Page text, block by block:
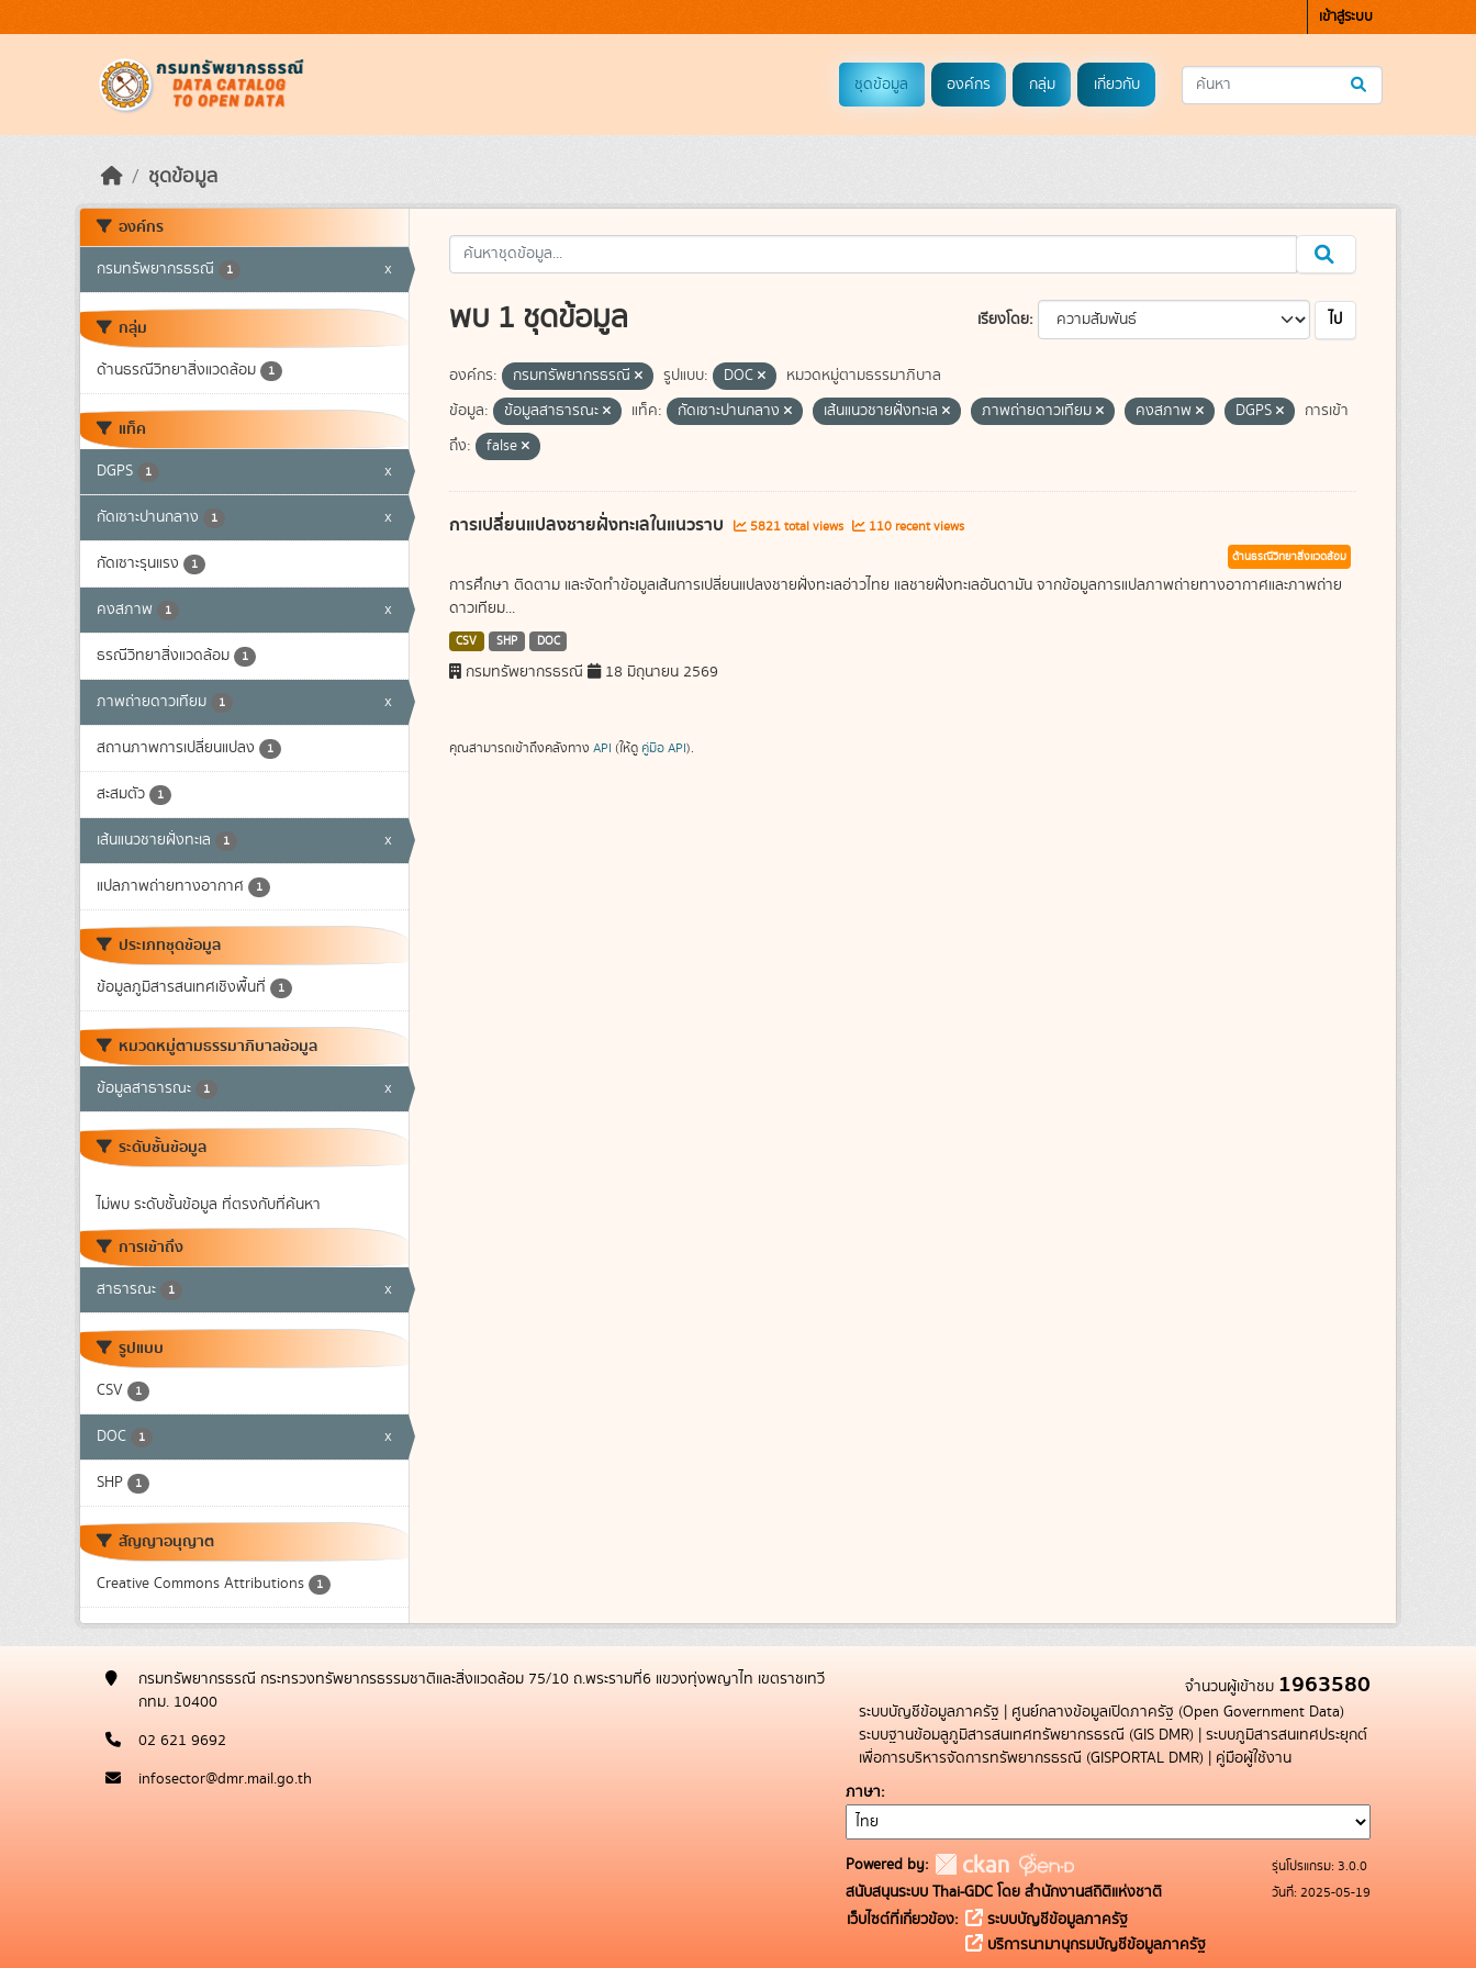
เข้าสู่ระบบ
ชุดข้อมูล องค์กร กลุ่ม เกี่ยวกับ
ชุดข้อมูล
องค์กร
กรมทรัพยากรธรณี 1 x
กลุ่ม
ด้านธรณีวิทยาสิ่งแวดล้อม 1
แท็ค
DGPS 1 x
กัดเซาะปานกลาง 1 x
กัดเซาะรุนแรง 1
คงสภาพ 1 x
ธรณีวิทยาสิ่งแวดล้อม 1
ภาพถ่ายดาวเทียม 1 x
สถานภาพการเปลี่ยนแปลง 1
สะสมตัว 1
เส้นแนวชายฝั่งทะเล 1 x
แปลภาพถ่ายทางอากาศ 1
ประเภทชุดข้อมูล
ข้อมูลภูมิสารสนเทศเชิงพื้นที่ 1
หมวดหมู่ตามธรรมาภิบาลข้อมูล
ข้อมูลสาธารณะ 1 x
ระดับชั้นข้อมูล
ไม่พบ ระดับชั้นข้อมูล ที่ตรงกับที่ค้นหา
การเข้าถึง
สาธารณะ 1 x
รูปแบบ
CSV 1
DOC 1 x
SHP 1
สัญญาอนุญาต
Creative Commons Attributions 1
เรียงโดย ไป
พบ 1 ชุดข้อมูล
องค์กร: กรมทรัพยากรธรณี รูปแบบ: DOC
หมวดหมู่ตามธรรมาภิบาล
ข้อมูล:
ข้อมูลสาธารณะ แท็ค: กัดเซาะปานกลาง เส้นแนวชายฝั่งทะเล ภาพถ่ายดาวเทียม คงสภาพ DGPS
การเข้า
ถึง:
false
การเปลี่ยนแปลงชายฝั่งทะเลในแนวราบ 5821 total views 110 recent views
ด้านธรณีวิทยาสิ่งแวดล้อม
การศึกษา ติดตาม และจัดทำข้อมูลเส้นการเปลี่ยนแปลงชายฝั่งทะเลอ่าวไทย แลชายฝั่งทะเลอันดามัน จากข้อมูลการแปลภาพถ่ายทางอากาศและภาพถ่าย
ดาวเทียม...
CSV SHP DOC
กรมทรัพยากรธรณี 18 มิถุนายน 2569
คุณสามารถเข้าถึงคลังทาง API (ให้ดู คู่มือ API).
กรมทรัพยากรธรณี กระทรวงทรัพยากรธรรมชาติและสิ่งแวดล้อม 75/10 ถ.พระรามที่6 แขวงทุ่งพญาไท เขตราชเทวี
กทม. 10400
02 621 9692
infosector@dmr.mail.go.th
จำนวนผู้เข้าชม 1963580
ระบบบัญชีข้อมูลภาครัฐ | ศูนย์กลางข้อมูลเปิดภาครัฐ (Open Government Data)
ระบบฐานข้อมลูภูมิสารสนเทศทรัพยากรธรณี (GIS DMR) | ระบบภูมิสารสนเทศประยุกต์
เพื่อการบริหารจัดการทรัพยากรธรณี (GISPORTAL DMR) | คู่มือผู้ใช้งาน
ภาษา
Powered by:
สนับสนุนระบบ Thai-GDC โดย สำนักงานสถิติแห่งชาติ
เว็บไซต์ที่เกี่ยวข้อง:
ระบบบัญชีข้อมูลภาครัฐ
บริการนามานุกรมบัญชีข้อมูลภาครัฐ
รุ่นโปรแกรม: 3.0.0
วันที่: 2025-05-19